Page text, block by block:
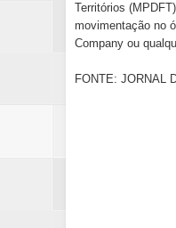
Territórios
movimentação no
Company ou
FONTE: JORNAL